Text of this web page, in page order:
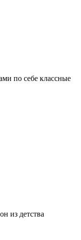
по себе классные
из детства